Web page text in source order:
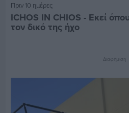
Πριν 10 ημέρες
ICHOS IN CHIOS - Εκεί
τον δικό της ήχο
Διαφήμιση